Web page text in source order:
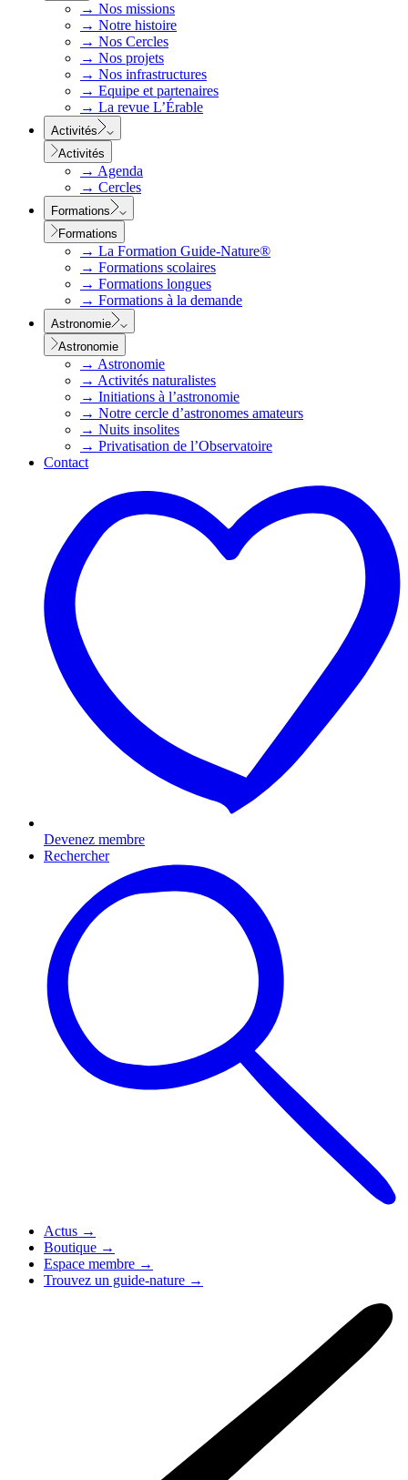
→ Nos missions
→ Notre histoire
→ Nos Cercles
→ Nos projets
→ Nos infrastructures
→ Equipe et partenaires
→ La revue L’Érable
Activités
Activités
→ Agenda
→ Cercles
Formations
Formations
→ La Formation Guide-Nature®
→ Formations scolaires
→ Formations longues
→ Formations à la demande
Astronomie
Astronomie
→ Astronomie
→ Activités naturalistes
→ Initiations à l’astronomie
→ Notre cercle d’astronomes amateurs
→ Nuits insolites
→ Privatisation de l’Observatoire
Contact
Devenez membre
Rechercher
Actus →
Boutique →
Espace membre →
Trouvez un guide-nature →